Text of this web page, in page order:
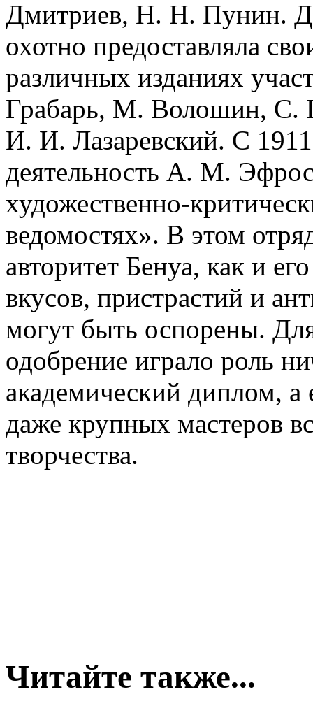
Дмитриев, Н. Н. Пунин.
охотно предоставляла
различных изданиях
Грабарь, М. Волошин, С.
И. И. Лазаревский. С
деятельность А. М.
художественно-
ведомостях». В этом
авторитет Бенуа, как и
вкусов, пристрастий и
могут быть оспорены.
одобрение играло роль
академический диплом, а
даже крупных мастеров
творчества.
Читайте также...